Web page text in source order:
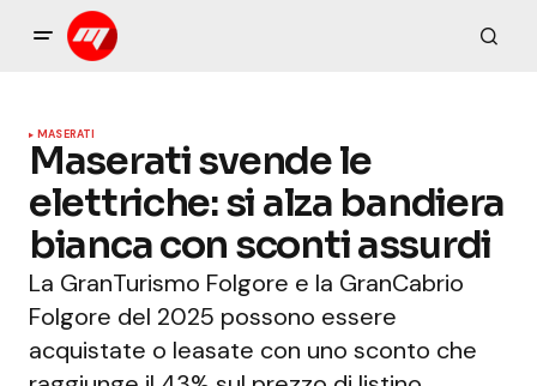
MASERATI
Maserati svende le
elettriche: si alza bandiera
bianca con sconti assurdi
La GranTurismo Folgore e la GranCabrio
Folgore del 2025 possono essere
acquistate o leasate con uno sconto che